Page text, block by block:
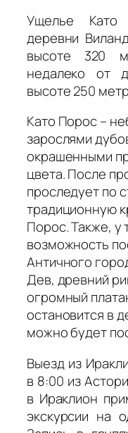
Ущелье Като
деревни
высоте 320
недалеко от
высоте 250
Като Порос –
зарослями
окрашенными
цвета. После
проследует по
традиционную
Порос. Также, у
возможность
Античного
Дев, древний
огромный
остановится в
можно будет
Выезд из
в 8:00 из
в Ираклион
экскурсии на